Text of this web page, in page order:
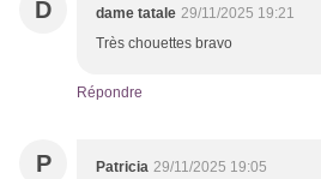
D dame tatale 29/11/2025 19:21
Très chouettes bravo
Répondre
P Patricia 29/11/2025 19:05